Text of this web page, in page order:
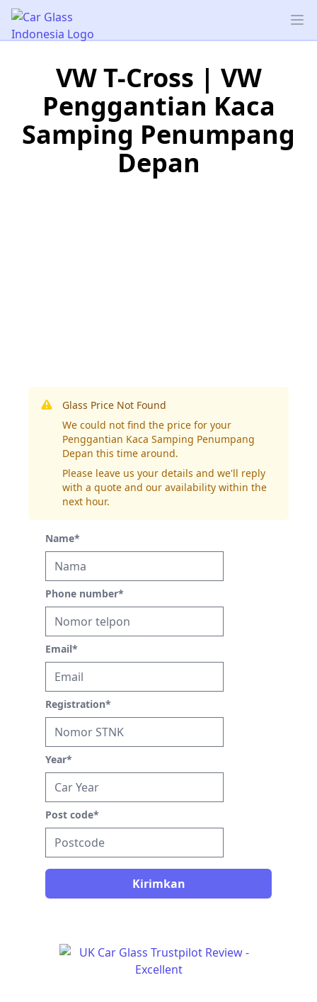
Car Glass Indonesia
VW T-Cross | VW
Penggantian Kaca
Samping Penumpang
Depan
Glass Price Not Found
We could not find the price for your
Penggantian Kaca Samping Penumpang
Depan this time around.
Please leave us your details and we'll reply
with a quote and our availability within the
next hour.
Name*
Phone number*
Email*
Registration*
Year*
Post code*
Kirimkan